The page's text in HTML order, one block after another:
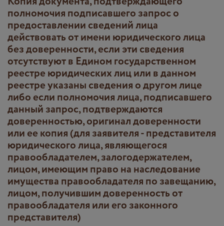
полномочия подписавшего запрос о
предоставлении сведений лица
действовать от имени юридического лица
без доверенности, если эти сведения
отсутствуют в Едином государственном
реестре юридических лиц или в данном
реестре указаны сведения о другом лице
либо если полномочия лица, подписавшего
данный запрос, подтверждаются
доверенностью, оригинал доверенности
или ее копия (для заявителя - представителя
юридического лица, являющегося
правообладателем, залогодержателем,
лицом, имеющим право на наследование
имущества правообладателя по завещанию,
лицом, получившим доверенность от
правообладателя или его законного
представителя)